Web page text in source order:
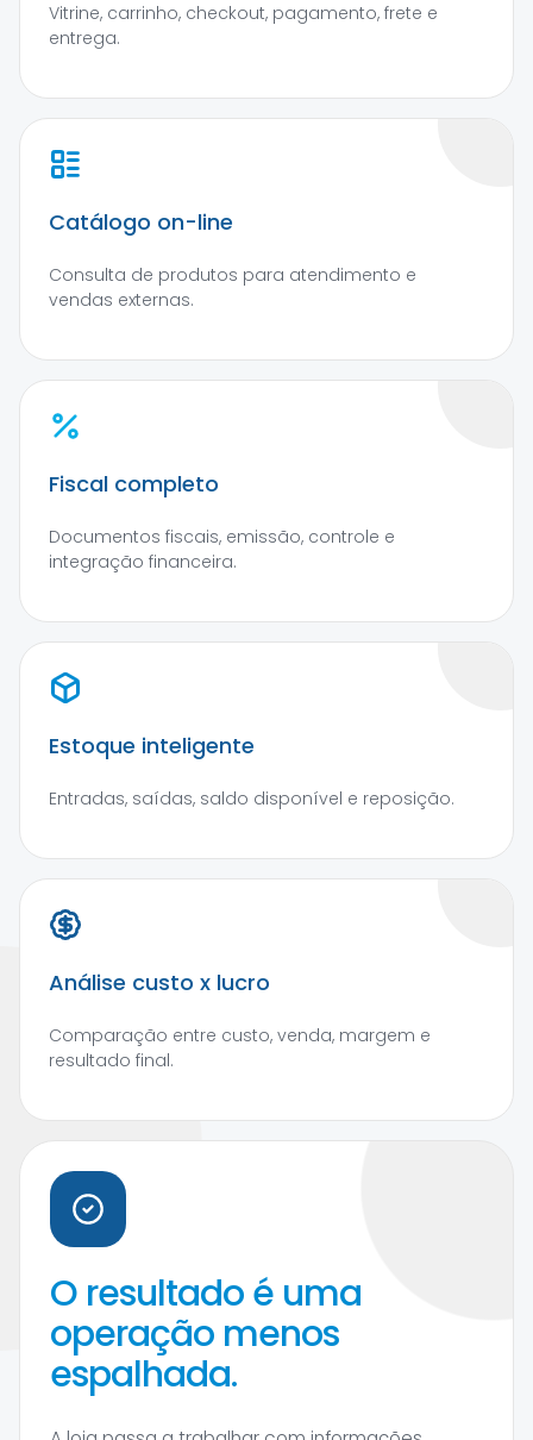
Vitrine, carrinho, checkout, pagamento, frete e
entrega.
Catálogo on-line
Consulta de produtos para atendimento e
vendas externas.
Fiscal completo
Documentos fiscais, emissão, controle e
integração financeira.
Estoque inteligente
Entradas, saídas, saldo disponível e reposição.
Análise custo x lucro
Comparação entre custo, venda, margem e
resultado final.
O resultado é uma
operação menos
espalhada.